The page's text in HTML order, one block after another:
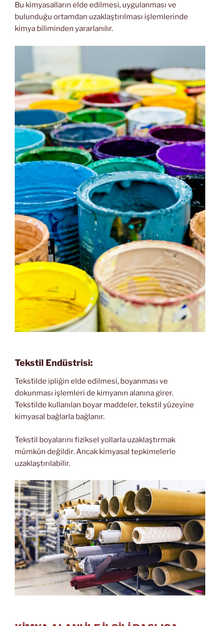
Bu kimyasalların elde edilmesi, uygulanması ve
bulunduğu ortamdan uzaklaştırılması işlemlerinde
kimya biliminden yararlanılır.
Tekstil Endüstrisi:
Tekstilde ipliğin elde edilmesi, boyanması ve
dokunması işlemleri de kimyanın alanına girer.
Tekstilde kullanılan boyar maddeler, tekstil yüzeyine
kimyasal bağlarla bağlanır.
Tekstil boyalarını fiziksel yollarla uzaklaştırmak
mümkün değildir. Ancak kimyasal tepkimelerle
uzaklaştırılabilir.